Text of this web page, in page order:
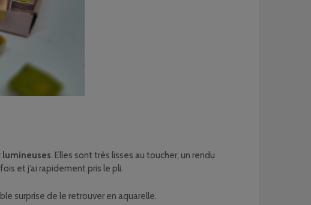
lumineuses. Elles sont très lisses au toucher, un rendu
et j’ai rapidement pris le pli.
surprise de le retrouver en aquarelle.